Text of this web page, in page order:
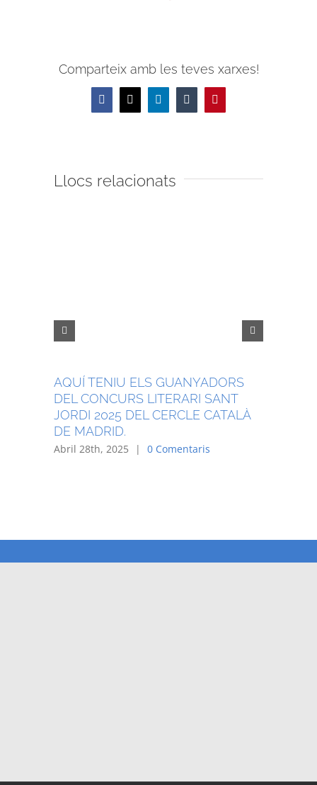
Comparteix amb les teves xarxes!
Facebook
X LinkedInTumblrPinterest
Llocs relacionats
AQUÍ TENIU ELS GUANYADORS
DEL CONCURS LITERARI SANT
JORDI 2025 DEL CERCLE CATALÀ
DE MADRID.
Abril 28th, 2025 | 0 Comentaris